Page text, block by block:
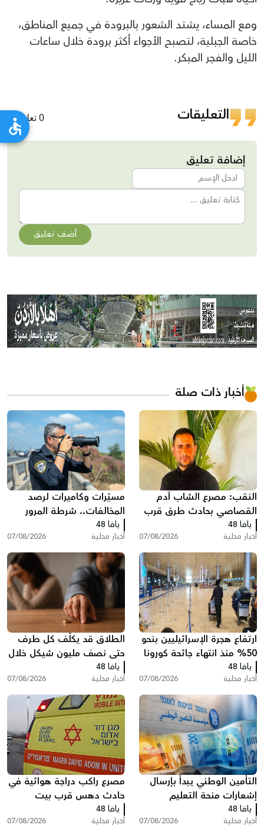
ومع المساء، يشتد الشعور بالبرودة في جميع المناطق،
خاصة الجبلية، لتصبح الأجواء أكثر برودة خلال ساعات
الليل والفجر المبكر.
التعليقات 0 تعليقات
إضافة تعليق
أضف تعليق
أخبار ذات صلة
النقب: مصرع الشاب آدم
القصاصي بحادث طرق قرب
حورة
يافا 48
أخبار محلية 07/08/2026
مسيّرات وكاميرات لرصد
المخالفات.. شرطة المرور
تكثف حملاتها على الطرق
يافا 48
أخبار محلية 07/08/2026
ارتفاع هجرة الإسرائيليين بنحو
50% منذ انتهاء جائحة كورونا
وخسائر ضريبية بمليارات
الشواكل
يافا 48
أخبار محلية 07/08/2026
الطلاق قد يكلّف كل طرف
حتى نصف مليون شيكل خلال
عام واحد في البلاد
يافا 48
أخبار محلية 07/08/2026
التأمين الوطني يبدأ بإرسال
إشعارات منحة التعليم
يافا 48
أخبار محلية 07/08/2026
مصرع راكب دراجة هوائية في
حادث دهس قرب بيت
شيمش
يافا 48
أخبار محلية 07/08/2026